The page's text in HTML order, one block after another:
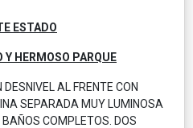
ESTADO
HERMOSO PARQUE
AL FRENTE CON
SEPARADA MUY LUMINOSA
COMPLETOS. DOS